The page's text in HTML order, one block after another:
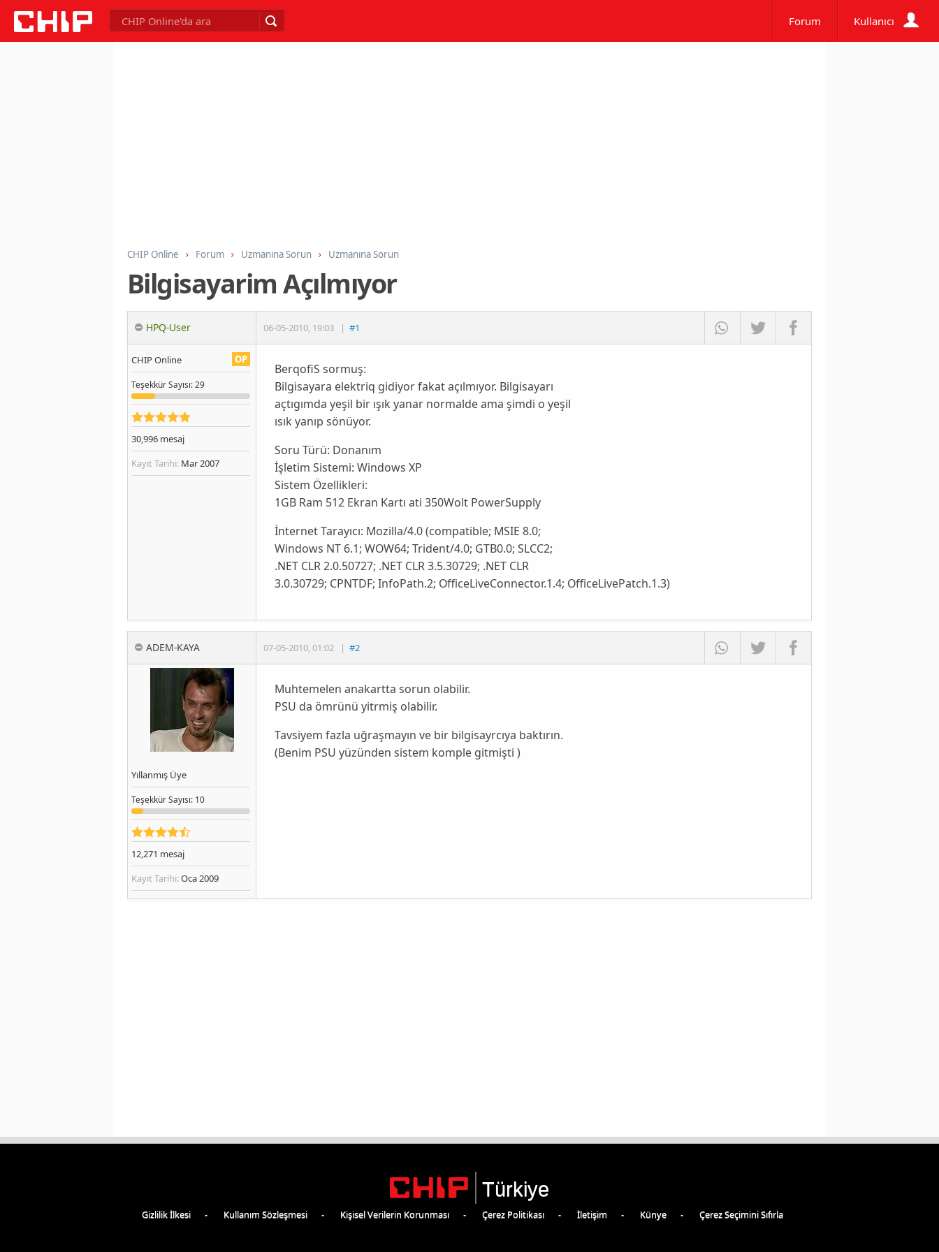
Forum Kullanıcı
CHIP Online Forum Uzmanına Sorun Uzmanına Sorun
Bilgisayarim Açılmıyor
HPQ-User 06-05-2010, 19:03 | #1
OP
CHIP Online
TeşekkürSayısı: 29
30,996 mesaj
Kayıt Tarihi: Mar 2007
BerqofiS sormuş:
Bilgisayara elektriq gidiyor fakat açılmıyor. Bilgisayarı
açtıgımda yeşil bir ışık yanar normalde ama şimdi o yeşil
ısık yanıp sönüyor.
Soru Türü: Donanım
İşletim Sistemi: Windows XP
Sistem Özellikleri:
1GB Ram 512 Ekran Kartı ati 350Wolt PowerSupply
İnternet Tarayıcı: Mozilla/4.0 (compatible; MSIE 8.0;
Windows NT 6.1; WOW64; Trident/4.0; GTB0.0; SLCC2;
.NET CLR 2.0.50727; .NET CLR 3.5.30729; .NET CLR
3.0.30729; CPNTDF; InfoPath.2; OfficeLiveConnector.1.4; OfficeLivePatch.1.3)
ADEM-KAYA 07-05-2010,01:02 | #2
Yıllanmış Üye
TeşekkürSayısı: 10
12,271 mesaj
Kayıt Tarihi:Oca 2009
Muhtemelen anakartta sorun olabilir.
PSU da ömrünü yitrmiş olabilir.
Tavsiyem fazla uğraşmayın ve bir bilgisayrcıya baktırın.
(Benim PSU yüzünden sistem komple gitmişti )
Türkiye
Gizlilik İlkesi Kullanım Sözleşmesi Kişisel Verilerin Korunması Çerez Politikası İletişim Künye Çerez Seçimini Sıfırla